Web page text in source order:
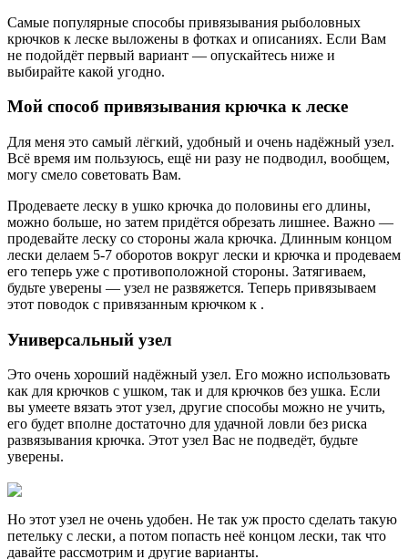
Самые популярные способы привязывания рыболовных
крючков к леске выложены в фотках и описаниях. Если Вам
не подойдёт первый вариант — опускайтесь ниже и
выбирайте какой угодно.
Мой способ привязывания крючка к леске
Для меня это самый лёгкий, удобный и очень надёжный узел.
Всё время им пользуюсь, ещё ни разу не подводил, вообщем,
могу смело советовать Вам.
Продеваете леску в ушко крючка до половины его длины,
можно больше, но затем придётся обрезать лишнее. Важно —
продевайте леску со стороны жала крючка. Длинным концом
лески делаем 5-7 оборотов вокруг лески и крючка и продеваем
его теперь уже с противоположной стороны. Затягиваем,
будьте уверены — узел не развяжется. Теперь привязываем
этот поводок с привязанным крючком к .
Универсальный узел
Это очень хороший надёжный узел. Его можно использовать
как для крючков с ушком, так и для крючков без ушка. Если
вы умеете вязать этот узел, другие способы можно не учить,
его будет вполне достаточно для удачной ловли без риска
развязывания крючка. Этот узел Вас не подведёт, будьте
уверены.
Но этот узел не очень удобен. Не так уж просто сделать такую
петельку с лески, а потом попасть неё концом лески, так что
давайте рассмотрим и другие варианты.